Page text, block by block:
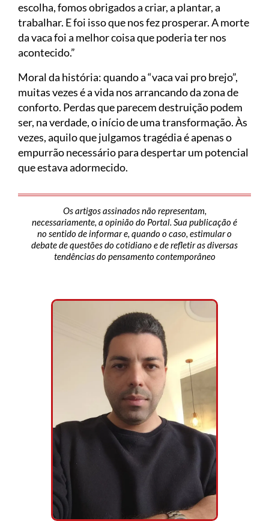
escolha, fomos obrigados a criar, a plantar, a
trabalhar. E foi isso que nos fez prosperar. A morte
da vaca foi a melhor coisa que poderia ter nos
acontecido.”
Moral da história: quando a “vaca vai pro brejo”,
muitas vezes é a vida nos arrancando da zona de
conforto. Perdas que parecem destruição podem
ser, na verdade, o início de uma transformação. Às
vezes, aquilo que julgamos tragédia é apenas o
empurrão necessário para despertar um potencial
que estava adormecido.
Os artigos assinados não representam,
necessariamente, a opinião do Portal. Sua publicação é
no sentido de informar e, quando o caso, estimular o
debate de questões do cotidiano e de refletir as diversas
tendências do pensamento contemporâneo